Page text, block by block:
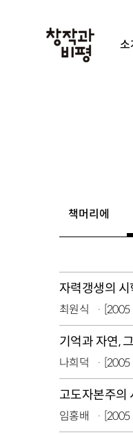
소
책머리에
자력갱생의 시
최원식
기억과 자연,
나희덕
고도자본주의
임홍배